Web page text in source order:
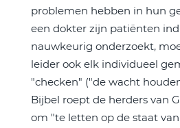
problemen hebben in hun
een dokter zijn patiënten
nauwkeurig onderzoekt,
leider ook elk individueel
"checken" ("de wacht
Bijbel roept de herders van
om "te letten op de staat